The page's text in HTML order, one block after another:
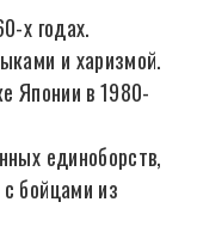
х годах.
и харизмой.
Японии в 1980-
единоборств,
бойцами из